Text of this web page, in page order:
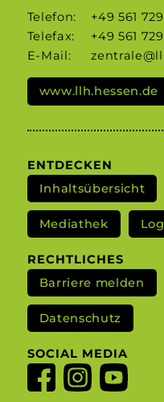
Telefon:
+49 561
Telefax:
+49 561
E-Mail:
www.llh.hessen.de
ENTDECKEN
Inhaltsübersicht
Mediathek
RECHTLICHES
Barriere melden
Datenschutz
SOCIAL MEDIA